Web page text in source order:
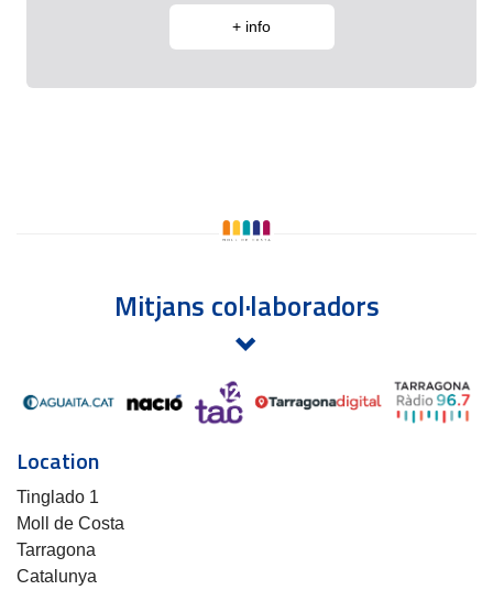
+ info
Mitjans col·laboradors
Location
Tinglado 1
Moll de Costa
Tarragona
Catalunya